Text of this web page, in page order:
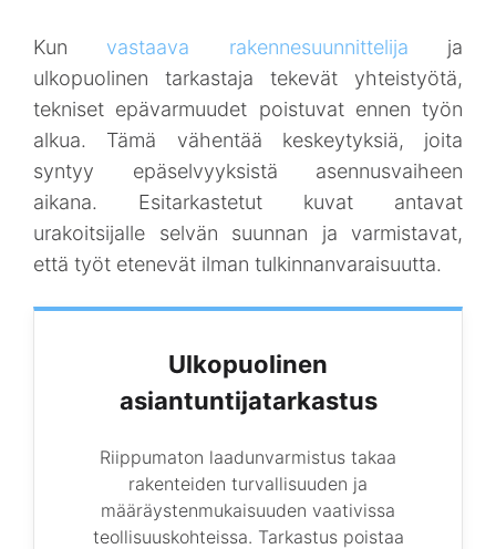
Kun vastaava rakennesuunnittelija ja
ulkopuolinen tarkastaja tekevät yhteistyötä,
tekniset epävarmuudet poistuvat ennen työn
alkua. Tämä vähentää keskeytyksiä, joita
syntyy epäselvyyksistä asennusvaiheen
aikana. Esitarkastetut kuvat antavat
urakoitsijalle selvän suunnan ja varmistavat,
että työt etenevät ilman tulkinnanvaraisuutta.
Ulkopuolinen
asiantuntijatarkastus
Riippumaton laadunvarmistus takaa
rakenteiden turvallisuuden ja
määräystenmukaisuuden vaativissa
teollisuuskohteissa. Tarkastus poistaa